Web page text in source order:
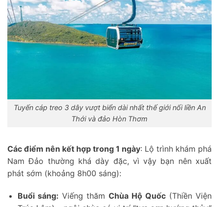
Tuyến cáp treo 3 dây vượt biển dài nhất thế giới nối liền An
Thới và đảo Hòn Thơm
Các điểm nên kết hợp trong 1 ngày: Lộ trình khám phá
Nam Đảo thường khá dày đặc, vì vậy bạn nên xuất
phát sớm (khoảng 8h00 sáng):
Buổi sáng: Viếng thăm Chùa Hộ Quốc(Thiền Viện